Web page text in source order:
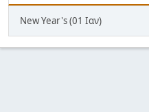
New Year's (01 Ιαν)